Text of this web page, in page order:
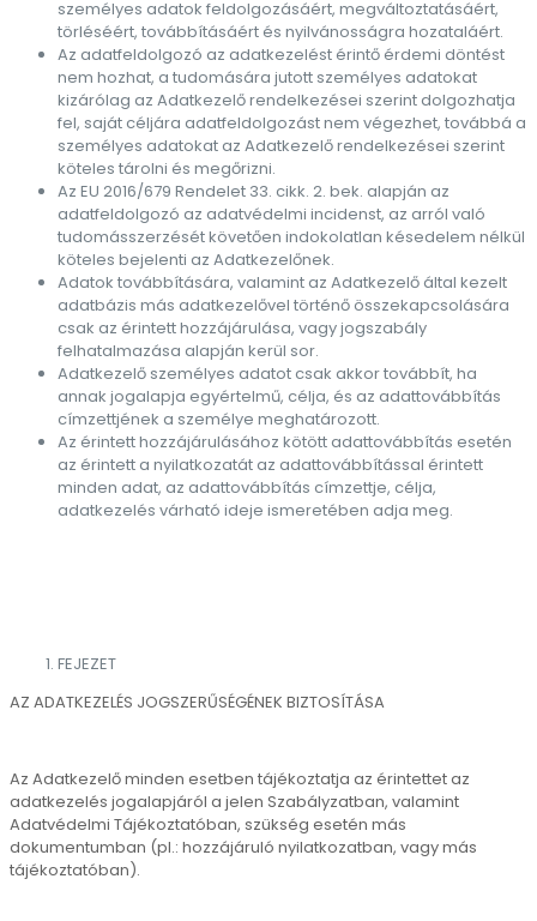
személyes adatok feldolgozásáért, megváltoztatásáért,
törléséért, továbbításáért és nyilvánosságra hozataláért.
Az adatfeldolgozó az adatkezelést érintő érdemi döntést
nem hozhat, a tudomására jutott személyes adatokat
kizárólag az Adatkezelő rendelkezései szerint dolgozhatja
fel, saját céljára adatfeldolgozást nem végezhet, továbbá a
személyes adatokat az Adatkezelő rendelkezései szerint
köteles tárolni és megőrizni.
Az EU 2016/679 Rendelet 33. cikk. 2. bek. alapján az
adatfeldolgozó az adatvédelmi incidenst, az arról való
tudomásszerzését követően indokolatlan késedelem nélkül
köteles bejelenti az Adatkezelőnek.
Adatok továbbítására, valamint az Adatkezelő által kezelt
adatbázis más adatkezelővel történő összekapcsolására
csak az érintett hozzájárulása, vagy jogszabály
felhatalmazása alapján kerül sor.
Adatkezelő személyes adatot csak akkor továbbít, ha
annak jogalapja egyértelmű, célja, és az adattovábbítás
címzettjének a személye meghatározott.
Az érintett hozzájárulásához kötött adattovábbítás esetén
az érintett a nyilatkozatát az adattovábbítással érintett
minden adat, az adattovábbítás címzettje, célja,
adatkezelés várható ideje ismeretében adja meg.
FEJEZET
AZ ADATKEZELÉS JOGSZERŰSÉGÉNEK BIZTOSÍTÁSA
Az Adatkezelő minden esetben tájékoztatja az érintettet az
adatkezelés jogalapjáról a jelen Szabályzatban, valamint
Adatvédelmi Tájékoztatóban, szükség esetén más
dokumentumban (pl.: hozzájáruló nyilatkozatban, vagy más
tájékoztatóban).